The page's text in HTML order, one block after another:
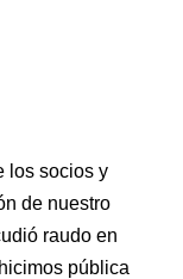
los socios y
de nuestro
raudo en
pública